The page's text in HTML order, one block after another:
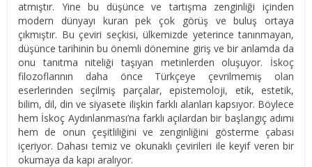
atmıştır. Yine bu düşünce ve tartışma zenginliği içinden
modern dünyayı kuran pek çok görüş ve buluş ortaya
çıkmıştır. Bu çeviri seçkisi, ülkemizde yeterince tanınmayan,
düşünce tarihinin bu önemli dönemine giriş ve bir anlamda da
onu tanıtma niteliği taşıyan metinlerden oluşuyor. İskoç
filozoflarının daha önce Türkçeye çevrilmemiş olan
eserlerinden seçilmiş parçalar, epistemoloji, etik, estetik,
bilim, dil, din ve siyasete ilişkin farklı alanları kapsıyor. Böylece
hem İskoç Aydınlanması’na farklı açılardan bir başlangıç adımı
hem de onun çeşitliliğini ve zenginliğini gösterme çabası
içeriyor. Dahası temiz ve okunaklı çevirileri ile keyif veren bir
okumaya da kapı aralıyor.